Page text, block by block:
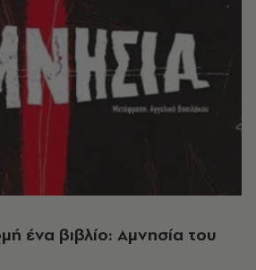
ένα βιβλίο: Αμνησία του